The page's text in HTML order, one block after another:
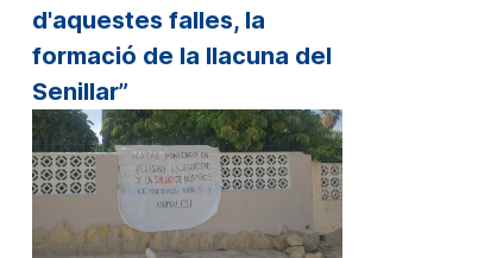
d'aquestes falles, la
formació de la llacuna del
Senillar”